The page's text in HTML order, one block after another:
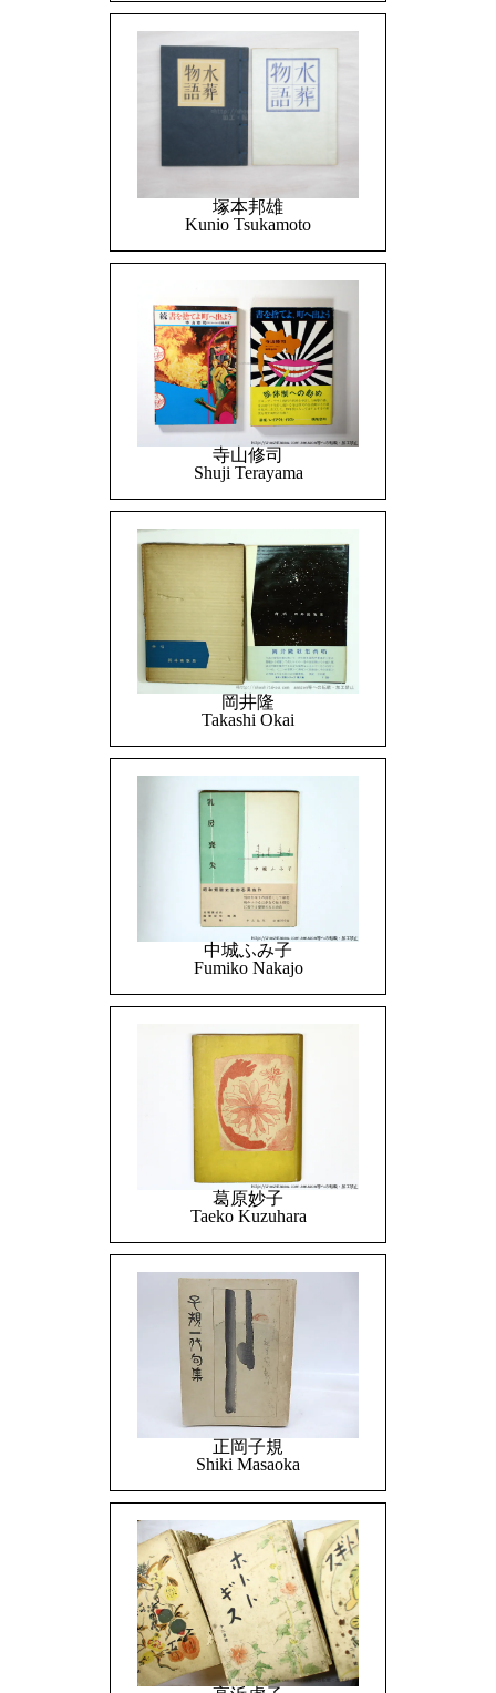
塚本邦雄
Kunio Tsukamoto
寺山修司
Shuji Terayama
岡井隆
Takashi Okai
中城ふみ子
Fumiko Nakajo
葛原妙子
Taeko Kuzuhara
正岡子規
Shiki Masaoka